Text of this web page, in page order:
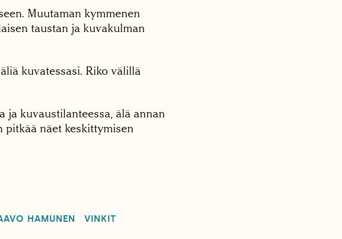
Muutaman kymmenen
taustan ja kuvakulman
kuvatessasi. Riko välillä
ja kuvaustilanteessa, älä annan
näet keskittymisen
HAMUNEN VINKIT